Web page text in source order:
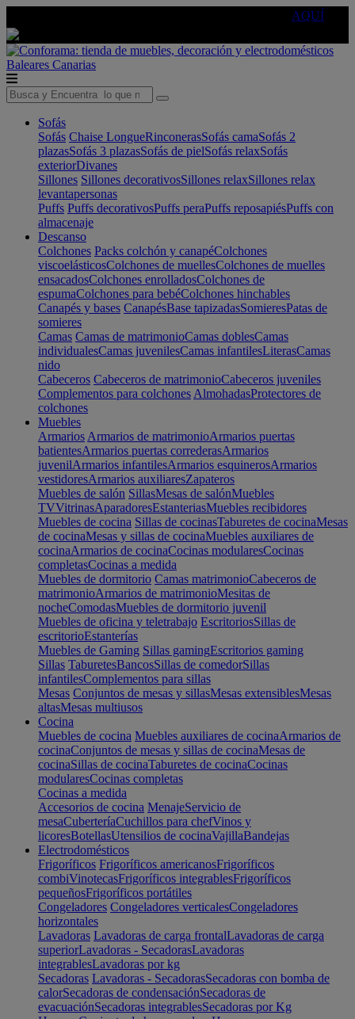
AQUÍ
Baleares Canarias
Sofás
Sofás Chaise LongueRinconerasSofás camaSofás 2
plazasSofás 3 plazasSofás de pielSofás relaxSofás
exteriorDivanes
Sillones Sillones decorativosSillones relaxSillones relax
levantapersonas
Puffs Puffs decorativosPuffs peraPuffs reposapiésPuffs con
almacenaje
Descanso
Colchones Packs colchón y canapéColchones
viscoelásticosColchones de muellesColchones de muelles
ensacadosColchones enrolladosColchones de
espumaColchones para bebéColchones hinchables
Canapés y bases CanapésBase tapizadasSomieresPatas de
somieres
Camas Camas de matrimonioCamas doblesCamas
individualesCamas juvenilesCamas infantilesLiterasCamas
nido
Cabeceros Cabeceros de matrimonioCabeceros juveniles
Complementos para colchones AlmohadasProtectores de
colchones
Muebles
Armarios Armarios de matrimonioArmarios puertas
batientesArmarios puertas correderasArmarios
juvenilArmarios infantilesArmarios esquinerosArmarios
vestidoresArmarios auxiliaresZapateros
Muebles de salón SillasMesas de salónMuebles
TVVitrinasAparadoresEstanteriasMuebles recibidores
Muebles de cocina Sillas de cocinasTaburetes de cocinaMesas
de cocinaMesas y sillas de cocinaMuebles auxiliares de
cocinaArmarios de cocinaCocinas modularesCocinas
completasCocinas a medida
Muebles de dormitorio Camas matrimonioCabeceros de
matrimonioArmarios de matrimonioMesitas de
nocheComodasMuebles de dormitorio juvenil
Muebles de oficina y teletrabajo EscritoriosSillas de
escritorioEstanterías
Muebles de Gaming Sillas gamingEscritorios gaming
Sillas TaburetesBancosSillas de comedorSillas
infantilesComplementos para sillas
Mesas Conjuntos de mesas y sillasMesas extensiblesMesas
altasMesas multiusos
Cocina
Muebles de cocina Muebles auxiliares de cocinaArmarios de
cocinaConjuntos de mesas y sillas de cocinaMesas de
cocinaSillas de cocinaTaburetes de cocinaCocinas
modularesCocinas completas
Cocinas a medida
Accesorios de cocina MenajeServicio de
mesaCuberteríaCuchillos para chefVinos y
licoresBotellasUtensilios de cocinaVajillaBandejas
Electrodomésticos
Frigoríficos Frigoríficos americanosFrigoríficos
combiVinotecasFrigoríficos integrablesFrigoríficos
pequeñosFrigoríficos portátiles
Congeladores Congeladores verticalesCongeladores
horizontales
Lavadoras Lavadoras de carga frontalLavadoras de carga
superiorLavadoras - SecadorasLavadoras
integrablesLavadoras por kg
Secadoras Lavadoras - SecadorasSecadoras con bomba de
calorSecadoras de condensaciónSecadoras de
evacuaciónSecadoras integrablesSecadoras por Kg